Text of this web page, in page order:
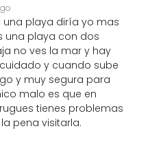
una playa diría yo mas
una playa con dos
no ves la mar y hay
y cuando sube
y muy segura para
malo es que en
tienes problemas
pena visitarla.